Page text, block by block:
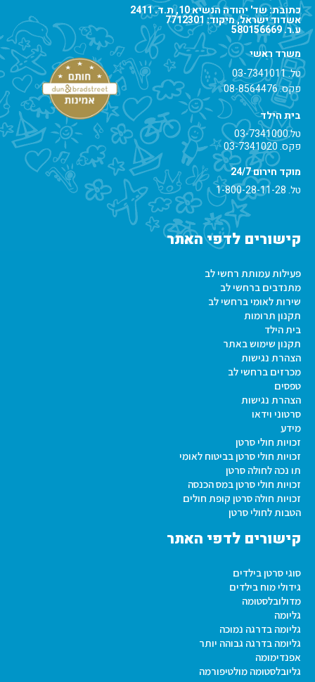
כתובת: שד' יהודה הנשיא 10, ת.ד. 2411
אשדוד ישראל, מיקוד: 7712301
ע.ר. 580156669
משרד ראשי
טל.03-7341011
פקס. 08-8564476
בית הילד
טל.03-7341000
פקס. 03-7341020
מוקד חירום 24/7
טל.1-800-28-11-28
קישורים לדפי האתר
פעילות עמותת רחשי לב
מתנדבים ברחשי לב
שירות לאומי ברחשי לב
תקנון תרומות
בית הילד
תקנון שימוש באתר
הצהרת נגישות
מכרזים ברחשי לב
טפסים
הצהרת נגישות
סרטוני וידאו
מידע
זכויות חולי סרטן
זכויות חולי סרטן בביטוח לאומי
תו נכה לחולה סרטן
זכויות חולי סרטן במס הכנסה
זכויות חולה סרטן קופת חולים
הטבות לחולי סרטן
קישורים לדפי האתר
סוגי סרטן בילדים
גידולי מוח בילדים
מדולובלסטומה
גליומה
גליומה בדרגה נמוכה
גליומה בדרגה גבוהה יותר
אפנדימומה
גליובלסטומה מולטיפורמה